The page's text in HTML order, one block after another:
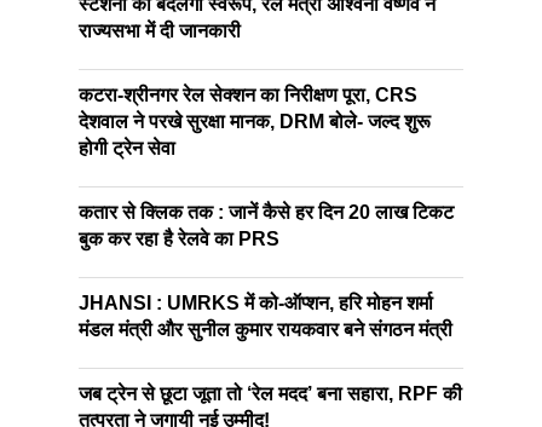
स्टेशनों का बदलेगा स्वरूप, रेल मंत्री अश्विनी वैष्णव ने
राज्यसभा में दी जानकारी
कटरा-श्रीनगर रेल सेक्शन का निरीक्षण पूरा, CRS
देशवाल ने परखे सुरक्षा मानक, DRM बोले- जल्द शुरू
होगी ट्रेन सेवा
कतार से क्लिक तक : जानें कैसे हर दिन 20 लाख टिकट
बुक कर रहा है रेलवे का PRS
JHANSI : UMRKS में को-ऑप्शन, हरि मोहन शर्मा
मंडल मंत्री और सुनील कुमार रायकवार बने संगठन मंत्री
जब ट्रेन से छूटा जूता तो ‘रेल मदद’ बना सहारा, RPF की
तत्परता ने जगायी नई उम्मीद!